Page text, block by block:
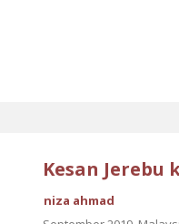
Kesan Jerebu
niza ahmad